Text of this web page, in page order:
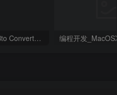
编程开发_Win_VBto Converter 2.71资源下载地址_百度网盘迅雷BT